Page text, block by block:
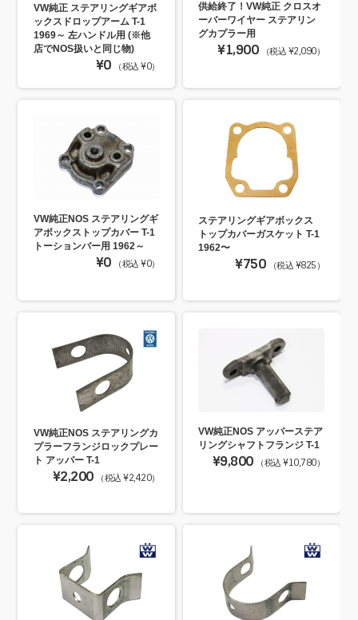
VW純正 ステアリングギアボ
ックスドロップアーム T-1
1969～ 左ハンドル用 (※他
店でNOS扱いと同じ物)
¥0 （税込 ¥0）
供給終了！VW純正 クロスオ
ーバーワイヤー ステアリン
グカプラー用
¥1,900 （税込 ¥2,090）
VW純正NOS ステアリングギ
アボックストップカバー T-1
トーションバー用 1962～
¥0 （税込 ¥0）
ステアリングギアボックス
トップカバーガスケット T-1
1962〜
¥750 （税込 ¥825）
VW純正NOS ステアリングカ
プラーフランジロックプレー
ト アッパー T-1
¥2,200 （税込 ¥2,420）
VW純正NOS アッパーステア
リングシャフトフランジ T-1
¥9,800 （税込 ¥10,780）